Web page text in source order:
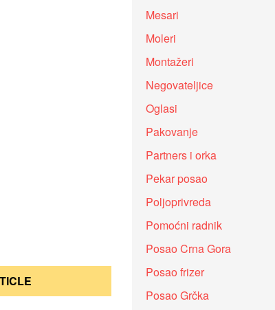
Mesari
Moleri
Montažeri
Negovateljice
Oglasi
Pakovanje
Partners i orka
Pekar posao
Poljoprivreda
Pomoćni radnik
Posao Crna Gora
Posao frizer
Posao Grčka